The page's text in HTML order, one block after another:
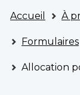
Dossier
ACC
êtes
ici
Accueil À
Formulaires
Allocation